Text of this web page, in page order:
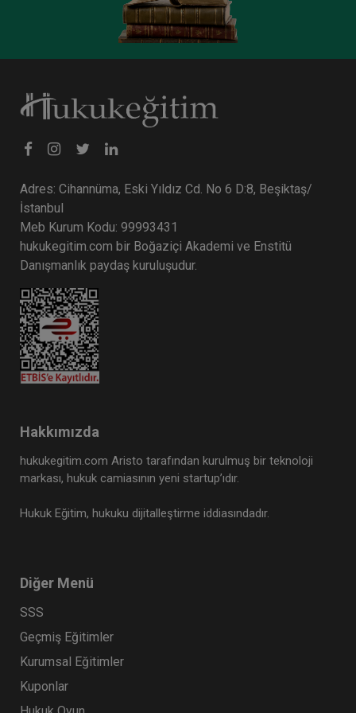
Değerlendirilmesi Video Kaydı
III. Kamu İhale Hukuku Kongresi - IV. Oturum:
Kamu İhale Kurulu Kararlarının Yargısal Denetimi
Video Kaydı
360 TL
III. Kamu İhale Hukuku Kongresi - II. Oturum:
Anayasa Mahkemesi'nin Kamu İhale Mevzuatına
Dair Vermiş Olduğu Güncel Kararların
Değerlendirilmesi Video Kaydı
360 TL
Adres: Cihannüma, Eski Yıldız Cd. No 6 D:8, Beşiktaş/
İstanbul
Meb Kurum Kodu: 99993431
hukukegitim.com bir Boğaziçi Akademi ve Enstitü
Danışmanlık paydaş kuruluşudur.
Hakkımızda
hukukegitim.com Aristo tarafından kurulmuş bir teknoloji
markası, hukuk camiasının yeni startup’ıdır.
Hukuk Eğitim, hukuku dijitalleştirme iddiasındadır.
Diğer Menü
SSS
Geçmiş Eğitimler
Kurumsal Eğitimler
Kuponlar